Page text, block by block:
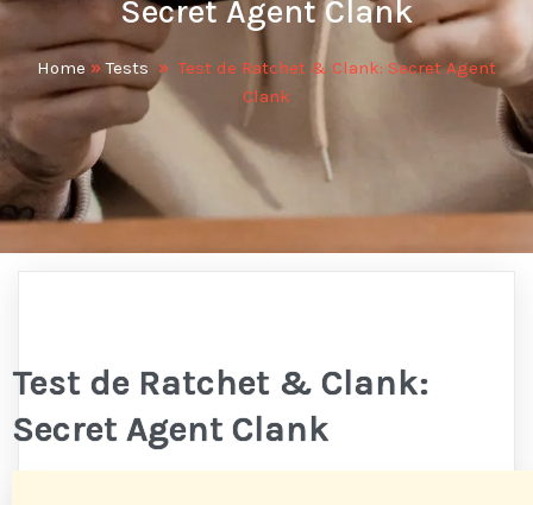
Secret Agent Clank
Home »Tests » Test de Ratchet & Clank: Secret Agent
Clank
Test de Ratchet & Clank:
Secret Agent Clank